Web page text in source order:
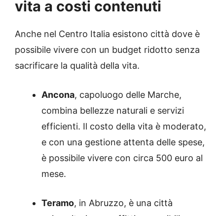
vita a costi contenuti
Anche nel Centro Italia esistono città dove è
possibile vivere con un budget ridotto senza
sacrificare la qualità della vita.
Ancona, capoluogo delle Marche,
combina bellezze naturali e servizi
efficienti. Il costo della vita è moderato,
e con una gestione attenta delle spese,
è possibile vivere con circa 500 euro al
mese.
Teramo, in Abruzzo, è una città